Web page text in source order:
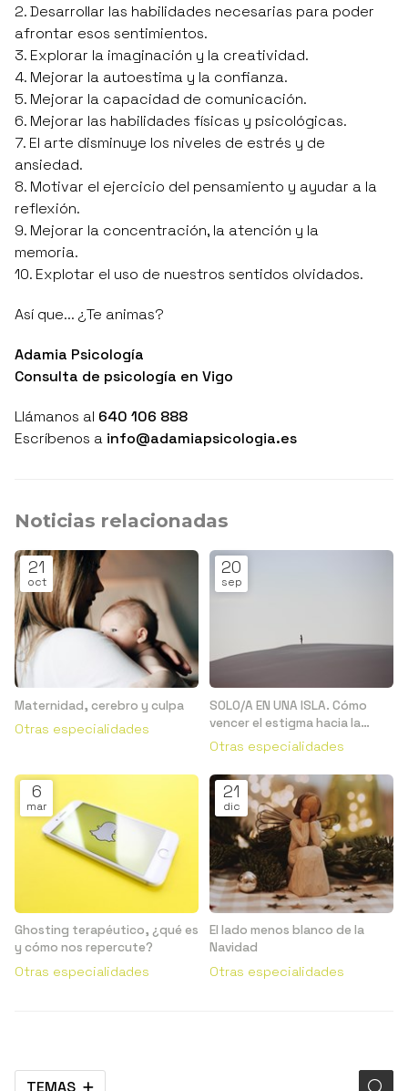
TEMAS
2. Desarrollar las habilidades necesarias para poder
afrontar esos sentimientos.
3. Explorar la imaginación y la creatividad.
4. Mejorar la autoestima y la confianza.
5. Mejorar la capacidad de comunicación.
6. Mejorar las habilidades físicas y psicológicas.
7. El arte disminuye los niveles de estrés y de
ansiedad.
8. Motivar el ejercicio del pensamiento y ayudar a la
reflexión.
9. Mejorar la concentración, la atención y la
memoria.
10. Explotar el uso de nuestros sentidos olvidados.
Así que... ¿Te animas?
Adamia Psicología
Consulta de psicología en Vigo
Llámanos al 640 106 888
Escríbenos a info@adamiapsicologia.es
Noticias relacionadas
21
oct
Maternidad, cerebro y culpa
Otras especialidades
20
sep
SOLO/A EN UNA ISLA. Cómo
vencer el estigma hacia la
salud mental
Otras especialidades
6
mar
Ghosting terapéutico, ¿qué es
y cómo nos repercute?
Otras especialidades
21
dic
El lado menos blanco de la
Navidad
Otras especialidades